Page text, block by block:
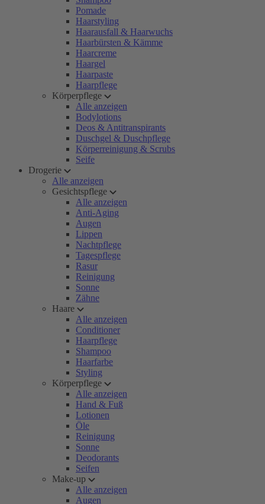
Pomade
Haarstyling
Haarausfall & Haarwuchs
Haarbürsten & Kämme
Haarcreme
Haargel
Haarpaste
Haarpflege
Körperpflege
Alle anzeigen
Bodylotions
Deos & Antitranspirants
Duschgel & Duschpflege
Körperreinigung & Scrubs
Seife
Drogerie
Alle anzeigen
Gesichtspflege
Alle anzeigen
Anti-Aging
Augen
Lippen
Nachtpflege
Tagespflege
Rasur
Reinigung
Sonne
Zähne
Haare
Alle anzeigen
Conditioner
Haarpflege
Shampoo
Haarfarbe
Styling
Körperpflege
Alle anzeigen
Hand & Fuß
Lotionen
Öle
Reinigung
Sonne
Deodorants
Seifen
Make-up
Alle anzeigen
Augen